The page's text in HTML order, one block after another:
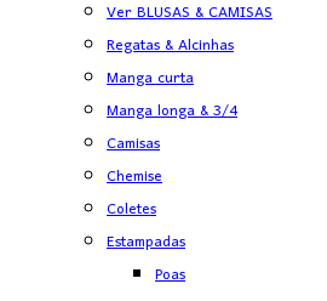
Ver BLUSAS & CAMISAS
Regatas & Alcinhas
Manga curta
Manga longa & 3/4
Camisas
Chemise
Coletes
Estampadas
Poas